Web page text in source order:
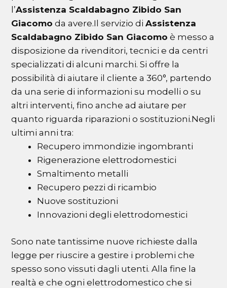
l’Assistenza Scaldabagno Zibido San
Giacomo da avere.Il servizio diAssistenza
Scaldabagno Zibido San Giacomo è messo a
disposizione da rivenditori, tecnici e da centri
specializzati di alcuni marchi. Si offre la
possibilità di aiutare il cliente a 360°, partendo
da una serie di informazioni su modelli o su
altri interventi, fino anche ad aiutare per
quanto riguarda riparazioni o sostituzioni.Negli
ultimi anni tra:
Recupero immondizie ingombranti
Rigenerazione elettrodomestici
Smaltimento metalli
Recupero pezzi di ricambio
Nuove sostituzioni
Innovazioni degli elettrodomestici
Sono nate tantissime nuove richieste dalla
legge per riuscire a gestire i problemi che
spesso sono vissuti dagli utenti. Alla fine la
realtà e che ogni elettrodomestico che si